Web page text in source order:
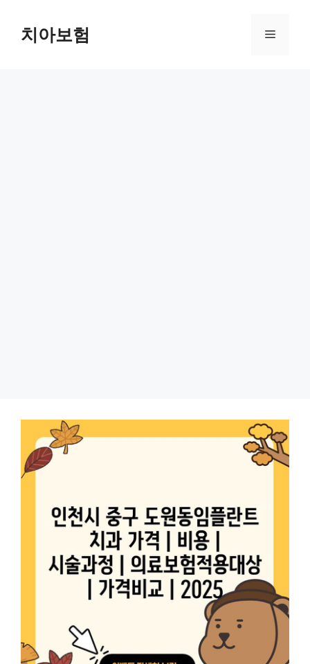
content치아보험 Menu